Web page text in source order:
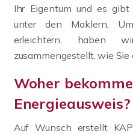
Ihr Eigentum und es gibt
unter den Maklern.
erleichtern, haben
zusammengestellt, wie
Woher
Energieausweis?
Auf Wunsch erstellt